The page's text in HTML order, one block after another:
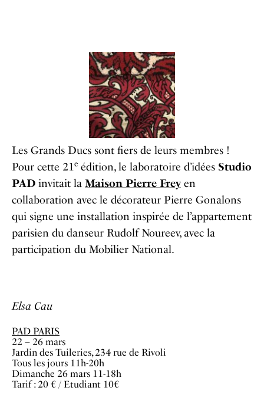
Les Grands Ducs sont fiers de leurs membres !
Pour cette 21e édition, le laboratoire d’idées Studio
PAD invitait la Maison Pierre Frey en
collaboration avec le décorateur Pierre Gonalons
qui signe une installation inspirée de l’appartement
parisien du danseur Rudolf Noureev, avec la
participation du Mobilier National.
Elsa Cau
PAD PARIS
22 – 26 mars
Jardin des Tuileries, 234 rue de Rivoli
Tous les jours 11h-20h
Dimanche 26 mars 11-18h
Tarif : 20 € / Etudiant 10€